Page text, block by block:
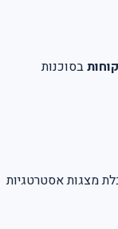
בסוכנות
מצגות אסטרטגיות